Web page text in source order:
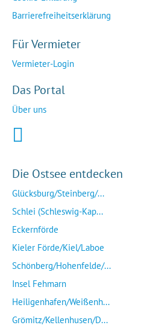
Barrierefreiheitserklärung
Für Vermieter
Vermieter-Login
Das Portal
Über uns
Die Ostsee entdecken
Glücksburg/Steinberg/...
Schlei (Schleswig-Kap...
Eckernförde
Kieler Förde/Kiel/Laboe
Schönberg/Hohenfelde/...
Insel Fehmarn
Heiligenhafen/Weißenh...
Grömitz/Kellenhusen/D...